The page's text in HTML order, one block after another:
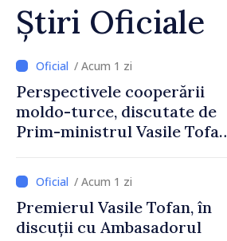
Știri Oficiale
/ Acum 1 zi
Perspectivele cooperării
moldo-turce, discutate de
Prim-ministrul Vasile Tofan
Uygar Mustafa Sertel
/ Acum 1 zi
Premierul Vasile Tofan, în
discuții cu Ambasadorul